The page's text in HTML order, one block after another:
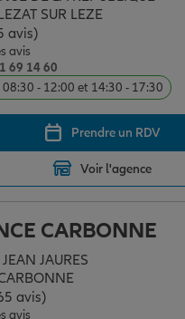
dépendance
de compagnie
la famille
retraite
immobiliers
SUR LEZE
4.9 sur 5
avis)
avis
69 14 60
08:30 - 12:00 et 14:30 - 17:30
Prendre un RDV
Voir l'agence
CARBONNE
JAURES
de 4.8 sur 5
avis)
avis